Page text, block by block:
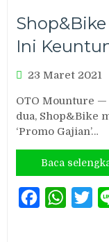
Ini
23 Maret 2021
OTO Mounture
dua, Shop&Bike
‘Promo Gajian’…
Baca
Facebook